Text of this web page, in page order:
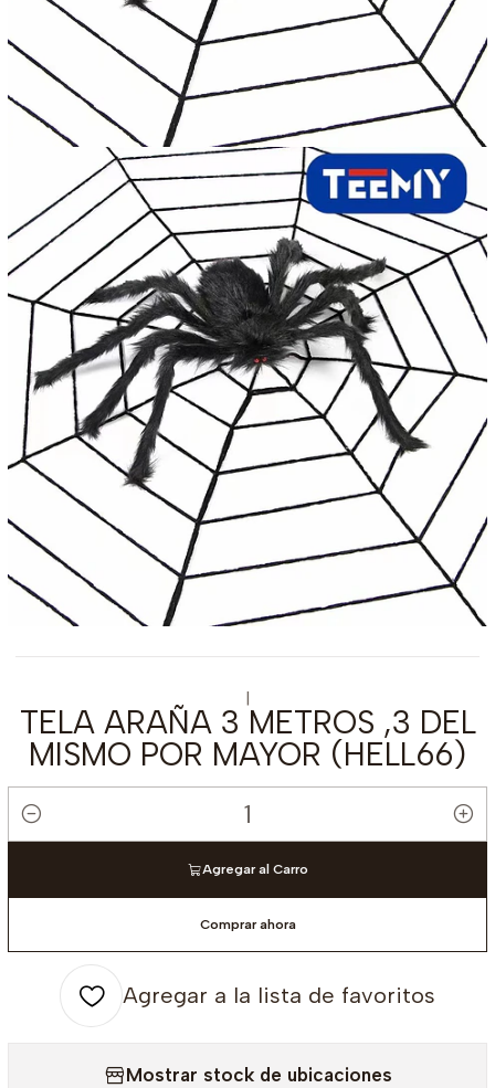
|
TELA ARAÑA 3 METROS ,3 DEL
MISMO POR MAYOR (HELL66)
Cantidad
Agregar al Carro
Comprar ahora
Agregar a la lista de favoritos
Mostrar stock de ubicaciones